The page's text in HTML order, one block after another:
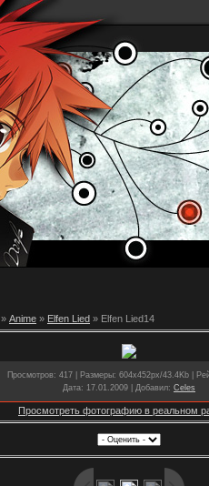
» Anime » Elfen Lied » Elfen Lied14
Просмотров: 417 | Размеры: 604x452px/43.4Kb |
Дата: 17.01.2009 | Добавил: Celes
Просмотреть фотографию в реальном